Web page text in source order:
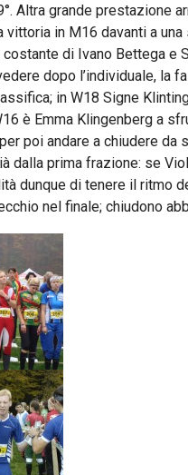
Altra grande prestazione
vittoria in M16 davanti a
costante di Ivano Bettega e
dopo l’individuale, la
in W18 Signe
è Emma Klingenberg a
poi andare a chiudere da
dalla prima frazione: se
dunque di tenere il ritmo
nel finale; chiudono